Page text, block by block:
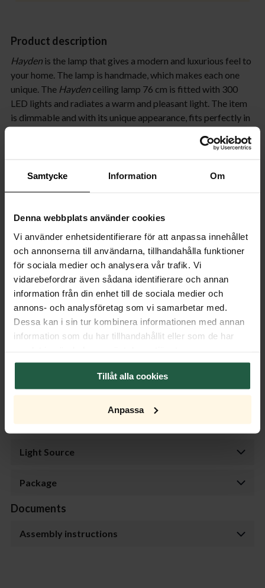
Samtycke Information Om
Denna webbplats använder cookies
Vi använder enhetsidentifierare för att anpassa innehållet
och annonserna till användarna, tillhandahålla funktioner
för sociala medier och analysera vår trafik. Vi
vidarebefordrar även sådana identifierare och annan
information från din enhet till de sociala medier och
annons- och analysföretag som vi samarbetar med.
Dessa kan i sin tur kombinera informationen med annan
information som du har tillhandahållit eller som de har
Tillåt alla cookies
Anpassa
Product description
Hayden is the lamp that gives a modern and luxurious feel to
your home. The lamp is handmade, which makes each one
unique. The Hayden ceiling lamp 76 cm is fitted with 300
LED lights and radiates a warm and pleasant light. The item
is dimmable and with its unique appearance, fits perfectly in
is stylish to hang above the dining table
impression wherever you choose to place it.
desired, it is possible to send us a request and we can extend
the cord to a maximum of 3 m.
Product specifications
Properties
Measurement
Cable
Transformer
Light Source
Package
Documents
Assembly instructions